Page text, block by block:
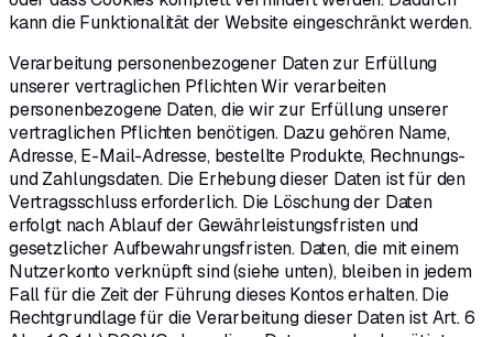
kann die Funktionalität der Website eingeschränkt werden.
Verarbeitung personenbezogener Daten zur Erfüllung
unserer vertraglichen Pflichten Wir verarbeiten
personenbezogene Daten, die wir zur Erfüllung unserer
vertraglichen Pflichten benötigen. Dazu gehören Name,
Adresse, E-Mail-Adresse, bestellte Produkte, Rechnungs-
und Zahlungsdaten. Die Erhebung dieser Daten ist für den
Vertragsschluss erforderlich. Die Löschung der Daten
erfolgt nach Ablauf der Gewährleistungsfristen und
gesetzlicher Aufbewahrungsfristen. Daten, die mit einem
Nutzerkonto verknüpft sind (siehe unten), bleiben in jedem
Fall für die Zeit der Führung dieses Kontos erhalten. Die
Rechtgrundlage für die Verarbeitung dieser Daten ist Art. 6